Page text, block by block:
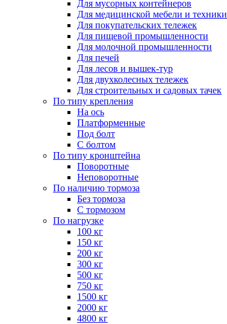
Для мусорных контейнеров
Для медицинской мебели и техники
Для покупательских тележек
Для пищевой промышленности
Для молочной промышленности
Для печей
Для лесов и вышек-тур
Для двухколесных тележек
Для строительных и садовых тачек
По типу крепления
На ось
Платформенные
Под болт
С болтом
По типу кронштейна
Поворотные
Неповоротные
По наличию тормоза
Без тормоза
С тормозом
По нагрузке
100 кг
150 кг
200 кг
300 кг
500 кг
750 кг
1500 кг
2000 кг
4800 кг